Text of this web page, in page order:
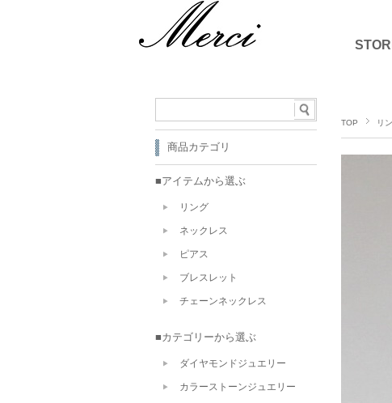
TOP リ
商品カテゴリ
■アイテムから選ぶ
リング
ネックレス
ピアス
ブレスレット
チェーンネックレス
■カテゴリーから選ぶ
ダイヤモンドジュエリー
カラーストーンジュエリー